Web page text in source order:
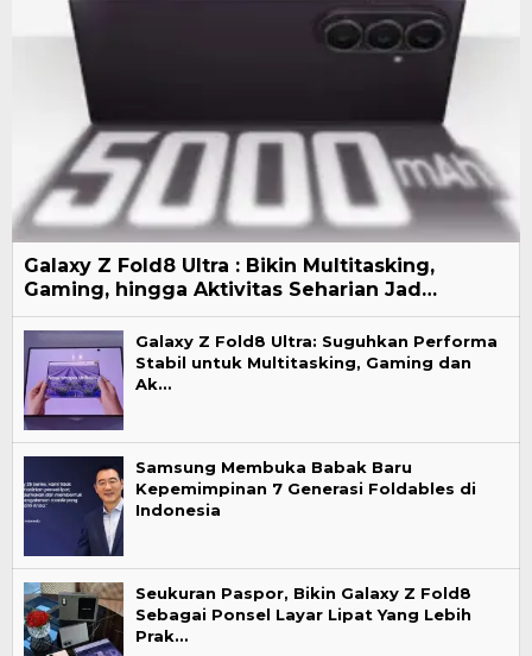
Galaxy Z Fold8 Ultra : Bikin Multitasking,
Gaming, hingga Aktivitas Seharian Jad…
Galaxy Z Fold8 Ultra: Suguhkan Performa
Stabil untuk Multitasking, Gaming dan
Ak…
Samsung Membuka Babak Baru
Kepemimpinan 7 Generasi Foldables di
Indonesia
Seukuran Paspor, Bikin Galaxy Z Fold8
Sebagai Ponsel Layar Lipat Yang Lebih
Prak…